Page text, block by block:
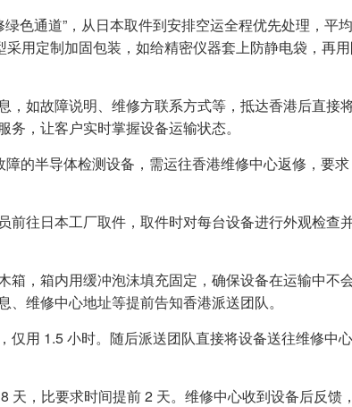
色通道”，从日本取件到安排空运全程优先处理，平
用定制加固包装，如给精密仪器套上防静电袋，再
如故障说明、维修方联系方式等，抵达香港后直接
，让客户实时掌握设备运输状态。
的半导体检测设备，需运往香港维修中心返修，要
往日本工厂取件，取件时对每台设备进行外观检查
，箱内用缓冲泡沫填充固定，确保设备在运输中不
维修中心地址等提前告知香港派送团队。
用 1.5 小时。随后派送团队直接将设备送往维修中
，比要求时间提前 2 天。维修中心收到设备后反馈